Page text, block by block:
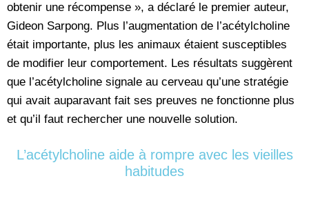
obtenir une récompense », a déclaré le premier auteur,
Gideon Sarpong. Plus l’augmentation de l’acétylcholine
était importante, plus les animaux étaient susceptibles
de modifier leur comportement. Les résultats suggèrent
que l’acétylcholine signale au cerveau qu’une stratégie
qui avait auparavant fait ses preuves ne fonctionne plus
et qu’il faut rechercher une nouvelle solution.
L’acétylcholine aide à rompre avec les vieilles
habitudes